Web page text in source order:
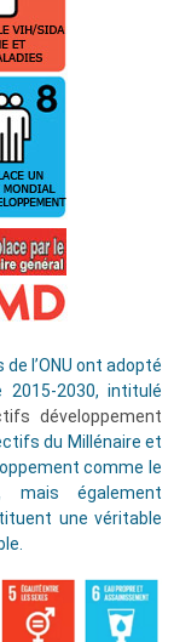
l’ONU ont adopté
2015-2030, intitulé
développement
du Millénaire et
comme le
mais également
une véritable